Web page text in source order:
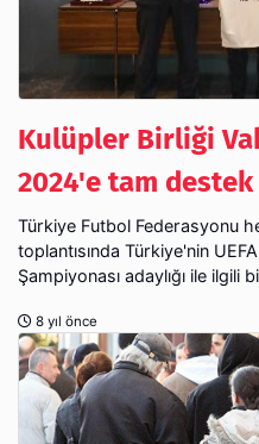
Kulüpler Birliği
2024'e tam destek
Türkiye Futbol Federasyonu
toplantısında Türkiye'nin
Şampiyonası adaylığı ile ilgili
8 yıl önce